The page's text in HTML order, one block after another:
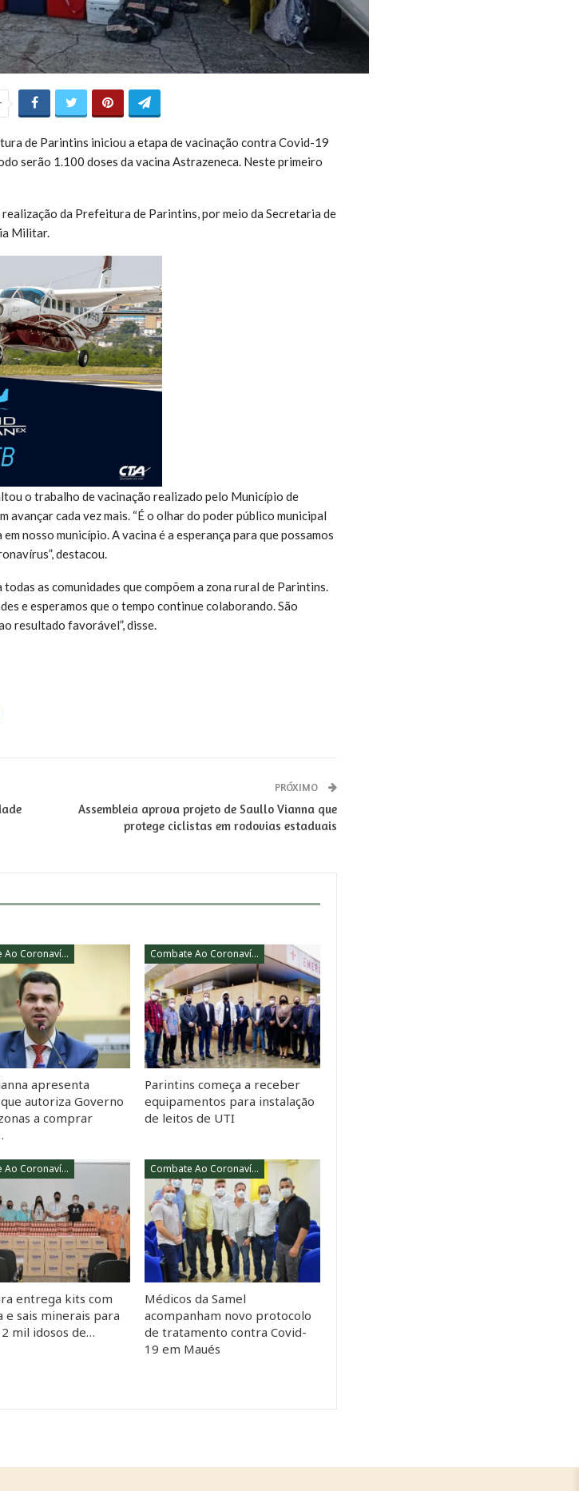
de Parintins iniciou a etapa de vacinação contra Covid-19
serão 1.100 doses da vacina Astrazeneca. Neste primeiro
da Prefeitura de Parintins, por meio da Secretaria de
Militar.
o trabalho de vacinação realizado pelo Município de
cada vez mais. “É o olhar do poder público municipal
nosso município. A vacina é a esperança para que possamos
destacou.
as comunidades que compõem a zona rural de Parintins.
e esperamos que o tempo continue colaborando. São
resultado favorável”, disse.
PRÓXIMO
Assembleia aprova projeto de Saullo Vianna que
protege ciclistas em rodovias estaduais
Combate Ao Coronavírus
apresenta
autoriza Governo
a comprar
Combate Ao Coronavírus
Parintins começa a receber
equipamentos para instalação
de leitos de UTI
Combate Ao Coronavírus
entrega kits com
e sais minerais para
mil idosos de…
Combate Ao Coronavírus
Médicos da Samel
acompanham novo protocolo
de tratamento contra Covid-
19 em Maués